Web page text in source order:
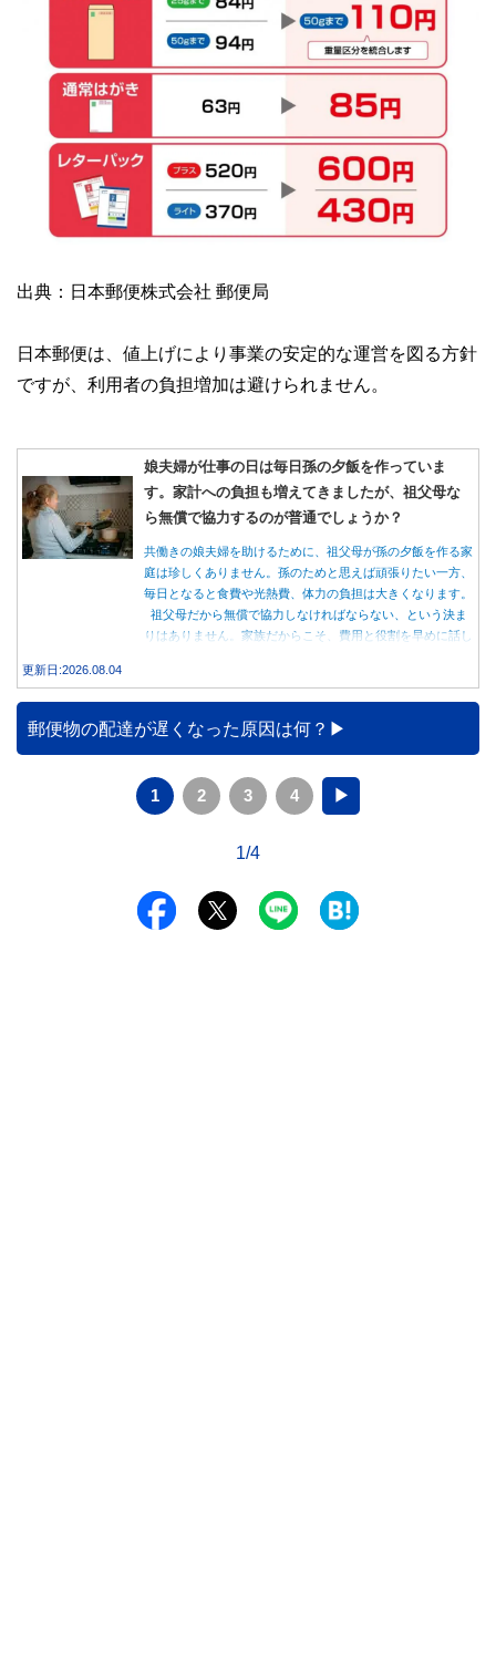
出典：日本郵便株式会社 郵便局
日本郵便は、値上げにより事業の安定的な運営を図る方針
ですが、利用者の負担増加は避けられません。
娘夫婦が仕事の日は毎日孫の夕飯を作っていま
す。家計への負担も増えてきましたが、祖父母な
ら無償で協力するのが普通でしょうか？
共働きの娘夫婦を助けるために、祖父母が孫の夕飯を作る家
庭は珍しくありません。孫のためと思えば頑張りたい一方、
毎日となると食費や光熱費、体力の負担は大きくなります。
祖父母だから無償で協力しなければならない、という決ま
りはありません。家族だからこそ、費用と役割を早めに話し
更新日:2026.08.04
郵便物の配達が遅くなった原因は何？
1 2 3 4 ▶
1/4